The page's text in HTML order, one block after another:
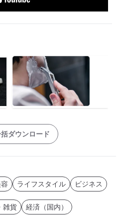
ダウンロード
ライフスタイル ビジネス
雑貨 経済（国内）